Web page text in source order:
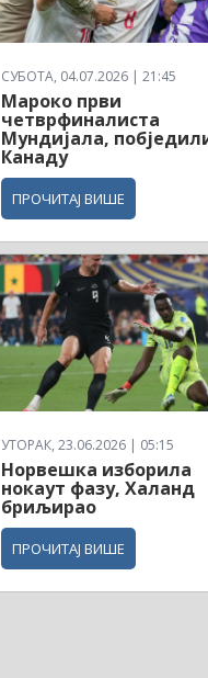
СУБОТА, 04.07.2026 | 21:45
Мароко први
четврфиналиста
Мундијала,
Канаду
ПРОЧИТАЈ ВИШЕ
УТОРАК, 23.06.2026 | 05:15
Норвешка изборила
нокаут фазу, Халанд
бриљирао
ПРОЧИТАЈ ВИШЕ